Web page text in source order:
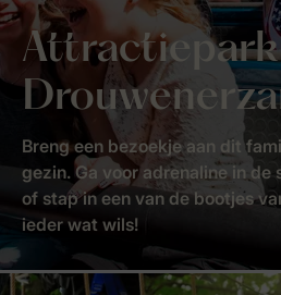
Attractiepark
Breng een bezoekje aan dit
gezin. Ga voor adrenaline in de
of stap in een van de bootjes
ieder wat wils!